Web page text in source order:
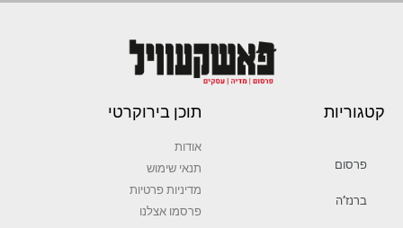
קטגוריות
פרסום
ברנז’ה
תוכן בירוקרטי
אודות
תנאי שימוש
מדיניות פרטיות
פרסמו אצלנו